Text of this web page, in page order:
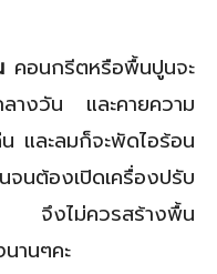
คอนกรีตหรือพื้นปูนจะ
ลางวัน และคายความ
และลมก็จะพัดไอร้อน
ต้องเปิดเครื่องปรับ
จึงไม่ควรสร้างพื้น
านๆคะ